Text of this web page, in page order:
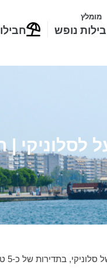
מומלץ
נופש
לסלוניקי |
של כ-5 טיסות שבועיות.